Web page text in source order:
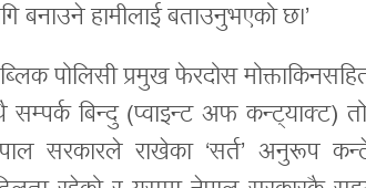
बनाउने हामीलाई बताउनुभएको छ।’
पोलिसी प्रमुख फेरदोस
सम्पर्क बिन्दु (प्वाइन्ट अफ कन्ट्याक्ट)
सरकारले राखेका ‘सर्त’ अनुरूप